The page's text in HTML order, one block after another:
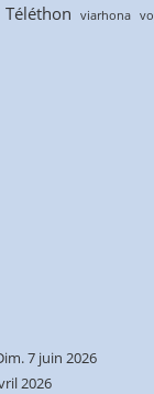
Téléthon viarhona
7 juin 2026
2026